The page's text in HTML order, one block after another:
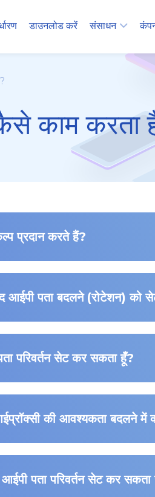
डाउनलोड करें संसाधन
काम करता
प्रदान करते हैं?
आईपी पता बदलने (रोटेशन)
परिवर्तन सेट कर सकता हूँ?
की आवश्यकता बदलने में
पता परिवर्तन सेट कर सकता